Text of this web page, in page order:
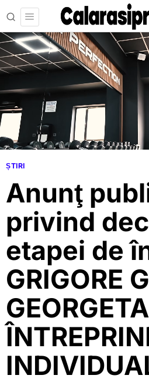
ȘTIRI
Anunţ
privind
etapei de
GRIGORE
GEORGETA